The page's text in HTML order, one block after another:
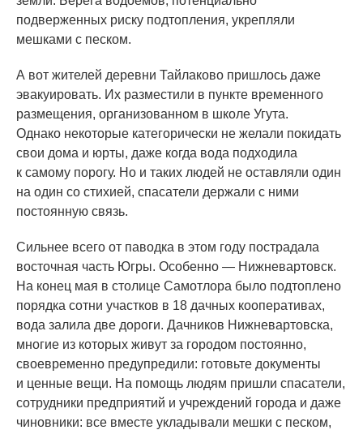
подверженных риску подтопления, укрепляли
мешками с песком.
А вот жителей деревни Тайлаково пришлось даже
эвакуировать. Их разместили в пункте временного
размещения, организованном в школе Угута.
Однако некоторые категорически не желали покидать
свои дома и юрты, даже когда вода подходила
к самому порогу. Но и таких людей не оставляли один
на один со стихией, спасатели держали с ними
постоянную связь.
Сильнее всего от паводка в этом году пострадала
восточная часть Югры. Особенно — Нижневартовск.
На конец мая в столице Самотлора было подтоплено
порядка сотни участков в 18 дачных кооперативах,
вода залила две дороги. Дачников Нижневартовска,
многие из которых живут за городом постоянно,
своевременно предупредили: готовьте документы
и ценные вещи. На помощь людям пришли спасатели,
сотрудники предприятий и учреждений города и даже
чиновники: все вместе укладывали мешки с песком,